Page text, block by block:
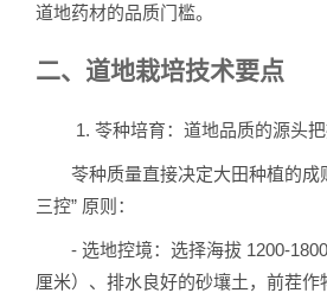
道地药材的品质门槛。
二、道地栽培技术要点
1. 苓种培育：道地品质的源头
苓种质量直接决定大田种植的成
三控” 原则：
- 选地控境：选择海拔 1200-1800
厘米）、排水良好的砂壤土，前茬作